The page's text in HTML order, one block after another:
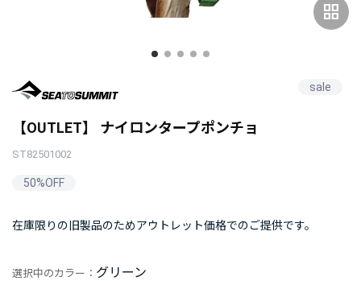
grid_view
sale
【OUTLET】 ナイロンタープポンチョ
ST82501002
50%OFF
在庫限りの旧製品のためアウトレット価格でのご提供です。
選択中のカラー： グリーン